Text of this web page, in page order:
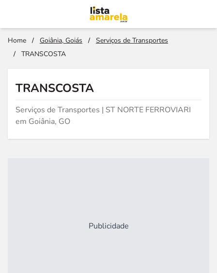
Home / Goiânia, Goiás /
Serviços de Transportes
/
TRANSCOSTA
TRANSCOSTA
Serviços de Transportes | ST NORTE FERROVIARI
em Goiânia, GO
Publicidade